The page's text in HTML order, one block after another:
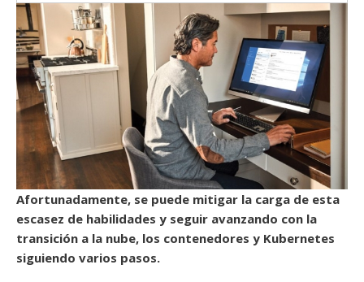
Afortunadamente, se puede mitigar la carga de esta
escasez de habilidades y seguir avanzando con la
transición a la nube, los contenedores y Kubernetes
siguiendo varios pasos.